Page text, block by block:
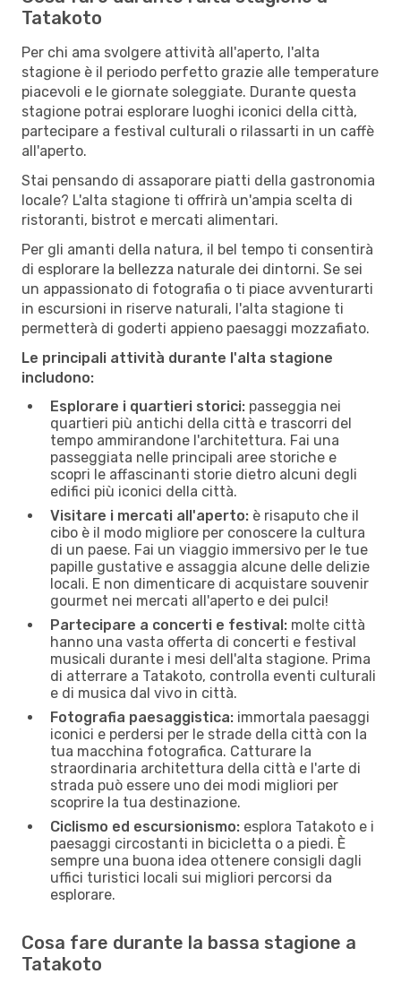
Tatakoto
Per chi ama svolgere attività all'aperto, l'alta
stagione è il periodo perfetto grazie alle temperature
piacevoli e le giornate soleggiate. Durante questa
stagione potrai esplorare luoghi iconici della città,
partecipare a festival culturali o rilassarti in un caffè
all'aperto.
Stai pensando di assaporare piatti della gastronomia
locale? L'alta stagione ti offrirà un'ampia scelta di
ristoranti, bistrot e mercati alimentari.
Per gli amanti della natura, il bel tempo ti consentirà
di esplorare la bellezza naturale dei dintorni. Se sei
un appassionato di fotografia o ti piace avventurarti
in escursioni in riserve naturali, l'alta stagione ti
permetterà di goderti appieno paesaggi mozzafiato.
Le principali attività durante l'alta stagione
includono:
Esplorare i quartieri storici: passeggia nei
quartieri più antichi della città e trascorri del
tempo ammirandone l'architettura. Fai una
passeggiata nelle principali aree storiche e
scopri le affascinanti storie dietro alcuni degli
edifici più iconici della città.
Visitare i mercati all'aperto: è risaputo che il
cibo è il modo migliore per conoscere la cultura
di un paese. Fai un viaggio immersivo per le tue
papille gustative e assaggia alcune delle delizie
locali. E non dimenticare di acquistare souvenir
gourmet nei mercati all'aperto e dei pulci!
Partecipare a concerti e festival: molte città
hanno una vasta offerta di concerti e festival
musicali durante i mesi dell'alta stagione. Prima
di atterrare a Tatakoto, controlla eventi culturali
e di musica dal vivo in città.
Fotografia paesaggistica: immortala paesaggi
iconici e perdersi per le strade della città con la
tua macchina fotografica. Catturare la
straordinaria architettura della città e l'arte di
strada può essere uno dei modi migliori per
scoprire la tua destinazione.
Ciclismo ed escursionismo: esplora Tatakoto e i
paesaggi circostanti in bicicletta o a piedi. È
sempre una buona idea ottenere consigli dagli
uffici turistici locali sui migliori percorsi da
esplorare.
Cosa fare durante la bassa stagione a
Tatakoto